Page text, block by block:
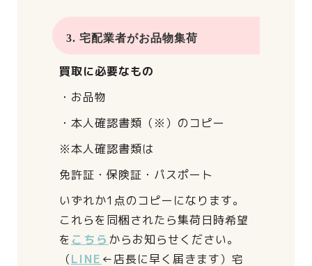
3. 宅配業者がお品物集荷
買取に必要なもの
・お品物
・本人確認書類（※）のコピー
※本人確認書類は
免許証・保険証・パスポート
いずれか1点のコピーになります。
これらを同梱されたら集荷日時希望
を こちら からお知らせください。
（LINE ←店長に早く届きます） 宅